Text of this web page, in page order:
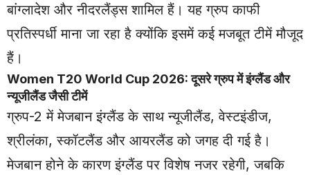
बांग्लादेश और नीदरलैंड्स शामिल हैं। यह ग्रुप काफी
प्रतिस्पर्धी माना जा रहा है क्योंकि इसमें कई मजबूत टीमें मौजूद
हैं।
Women T20 World Cup 2026: दूसरे ग्रुप में इंग्लैंड और
न्यूजीलैंड जैसी टीमें
ग्रुप-2 में मेजबान इंग्लैंड के साथ न्यूजीलैंड, वेस्टइंडीज,
श्रीलंका, स्कॉटलैंड और आयरलैंड को जगह दी गई है।
मेजबान होने के कारण इंग्लैंड पर विशेष नजर रहेगी, जबकि